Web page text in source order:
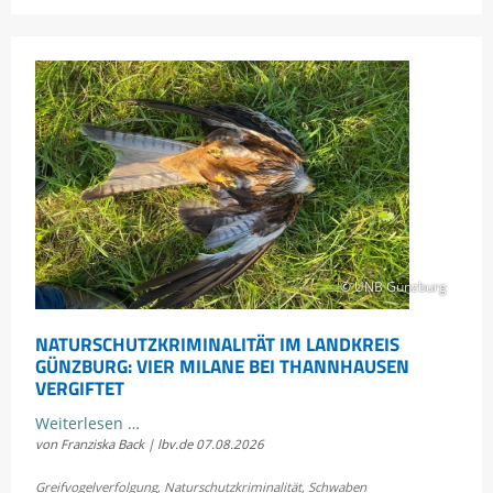
Bayerns
Schmetterlingen?
© UNB Günzburg
NATURSCHUTZKRIMINALITÄT IM LANDKREIS
GÜNZBURG: VIER MILANE BEI THANNHAUSEN
VERGIFTET
Weiterlesen …Naturschutzkriminalität
im
von Franziska Back | lbv.de 07.08.2026
Greifvogelverfolgung, Naturschutzkriminalität, Schwaben